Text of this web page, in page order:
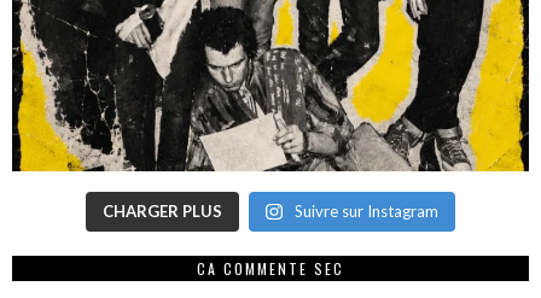
CHARGER PLUS Suivre sur Instagram
CA COMMENTE SEC